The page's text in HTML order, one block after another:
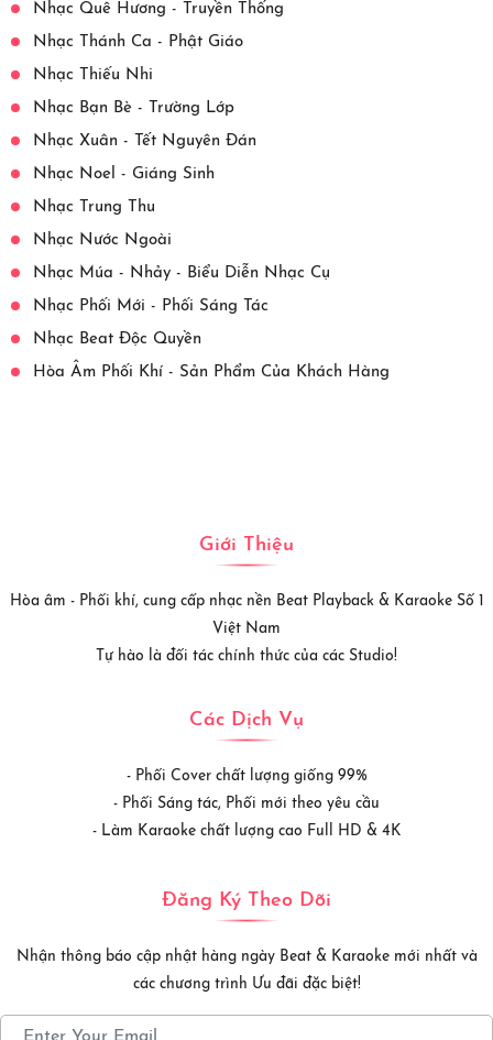
Nhạc Quê Hương - Truyền Thống
Nhạc Thánh Ca - Phật Giáo
Nhạc Thiếu Nhi
Nhạc Bạn Bè - Trường Lớp
Nhạc Xuân - Tết Nguyên Đán
Nhạc Noel - Giáng Sinh
Nhạc Trung Thu
Nhạc Nước Ngoài
Nhạc Múa - Nhảy - Biểu Diễn Nhạc Cụ
Nhạc Phối Mới - Phối Sáng Tác
Nhạc Beat Độc Quyền
Hòa Âm Phối Khí - Sản Phẩm Của Khách Hàng
Giới Thiệu
Hòa âm - Phối khí, cung cấp nhạc nền Beat Playback & Karaoke Số 1
Việt Nam
Tự hào là đối tác chính thức của các Studio!
Các Dịch Vụ
- Phối Cover chất lượng giống 99%
- Phối Sáng tác, Phối mới theo yêu cầu
- Làm Karaoke chất lượng cao Full HD & 4K
Đăng Ký Theo Dõi
Nhận thông báo cập nhật hàng ngày Beat & Karaoke mới nhất và
các chương trình Ưu đãi đặc biệt!